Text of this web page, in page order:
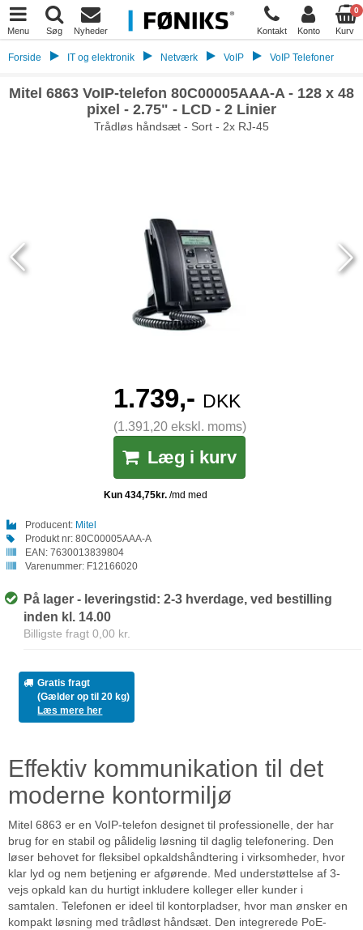
Menu Søg Nyheder Kontakt Konto
0
Kurv
Forside IT og elektronik Netværk VoIP VoIP Telefoner
Mitel 6863 VoIP-telefon 80C00005AAA-A - 128 x 48
pixel - 2.75" - LCD - 2 Linier
Trådløs håndsæt - Sort - 2x RJ-45
1.739,- DKK
(1.391,20 ekskl. moms)
Læg i kurv
Producent: Mitel
Produkt nr: 80C00005AAA-A
EAN: 7630013839804
Varenummer: F12166020
På lager - leveringstid: 2-3 hverdage, ved bestilling
inden kl. 14.00
Billigste fragt 0,00 kr.
Gratis fragt
(Gælder op til 20 kg)
Læs mere her
Effektiv kommunikation til det
moderne kontormiljø
Mitel 6863 er en VoIP-telefon designet til professionelle, der har
brug for en stabil og pålidelig løsning til daglig telefonering. Den
løser behovet for fleksibel opkaldshåndtering i virksomheder, hvor
klar lyd og nem betjening er afgørende. Med understøttelse af 3-
vejs opkald kan du hurtigt inkludere kolleger eller kunder i
samtalen. Telefonen er ideel til kontorpladser, hvor man ønsker en
kompakt løsning med trådløst håndsæt. Den integrerede PoE-